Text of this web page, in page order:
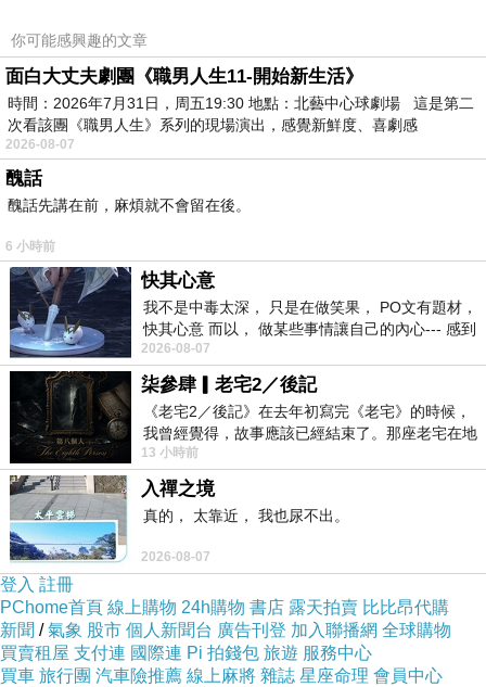
方，也有在門前懸掛或在兒童髮髻上插虎子花避邪的習
俗。
你可能感興趣的文章
面白大丈夫劇團《職男人生11-開始新生活》
時間：2026年7月31日，周五19:30 地點：北藝中心球劇場 這是第二
次看該團《職男人生》系列的現場演出，感覺新鮮度、喜劇感
2026-08-07
醜話
醜話先講在前，麻煩就不會留在後。
6 小時前
快其心意
我不是中毒太深， 只是在做笑果， PO文有題材，
快其心意 而以， 做某些事情讓自己的內心--- 感到
愉快。
2026-08-07
柒參肆▎老宅2／後記
《老宅2／後記》在去年初寫完《老宅》的時候，
我曾經覺得，故事應該已經結束了。那座老宅在地
震中倒塌，七個人終於離開那片黑暗，
13 小時前
入禪之境
真的， 太靠近， 我也尿不出。
2026-08-07
登入 註冊
PChome首頁 線上購物 24h購物 書店 露天拍賣 比比昂代購
新聞 /氣象 股市 個人新聞台 廣告刊登 加入聯播網 全球購物
買賣租屋 支付連 國際連 Pi 拍錢包 旅遊 服務中心
買車 旅行團 汽車險推薦 線上麻將 雜誌 星座命理 會員中心